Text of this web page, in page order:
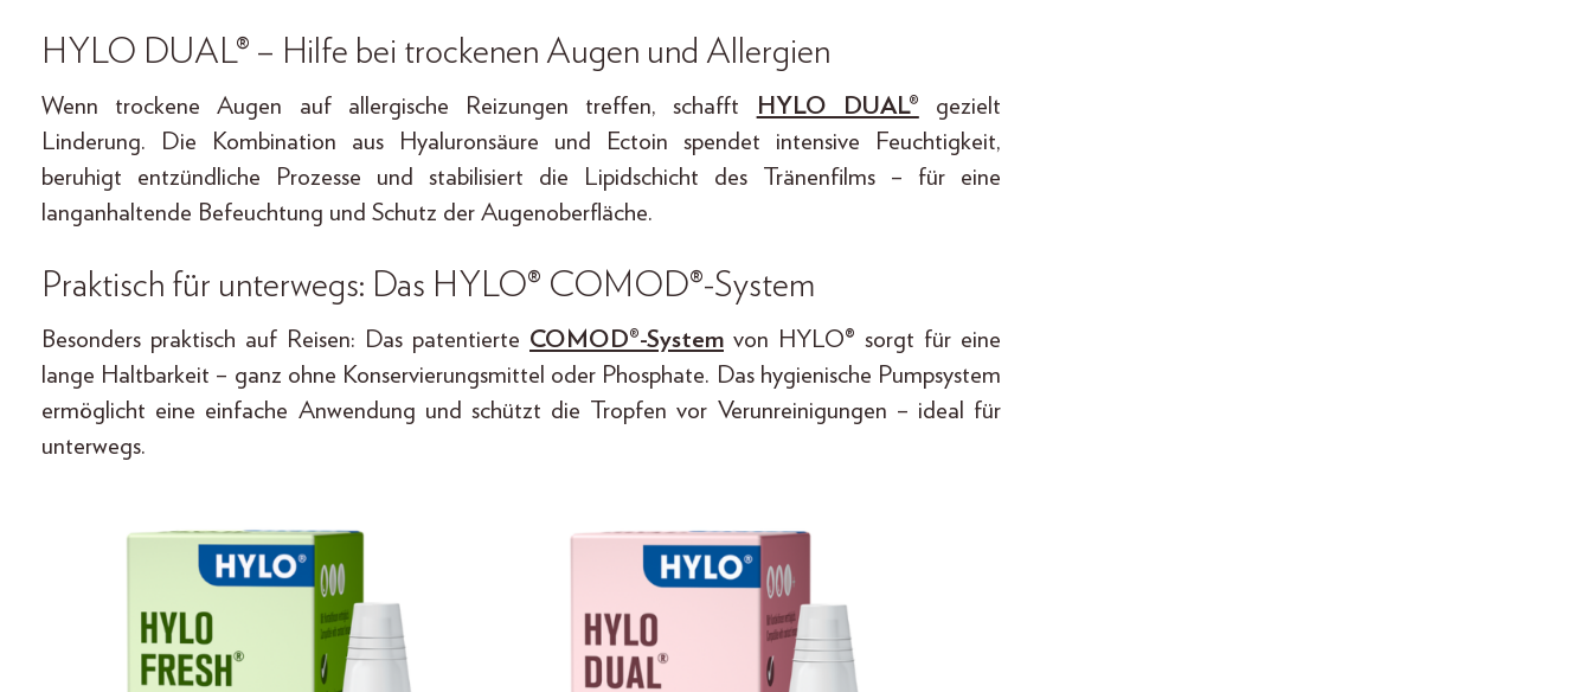
HYLO DUAL® – Hilfe bei trockenen Augen und Allergien
Wenn trockene Augen auf allergische Reizungen treffen, schafft HYLO DUAL® gezielt
Linderung. Die Kombination aus Hyaluronsäure und Ectoin spendet intensive Feuchtigkeit,
beruhigt entzündliche Prozesse und stabilisiert die Lipidschicht des Tränenfilms – für eine
langanhaltende Befeuchtung und Schutz der Augenoberfläche.
Praktisch für unterwegs: Das HYLO® COMOD®-System
Besonders praktisch auf Reisen: Das patentierte COMOD®-System von HYLO® sorgt für eine
lange Haltbarkeit – ganz ohne Konservierungsmittel oder Phosphate. Das hygienische Pumpsystem
ermöglicht eine einfache Anwendung und schützt die Tropfen vor Verunreinigungen – ideal für
unterwegs.